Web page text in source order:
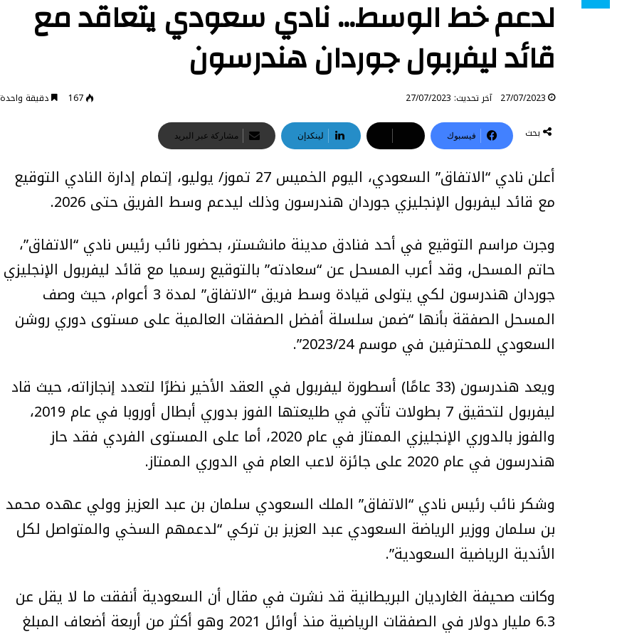
لدعم خط الوسط… نادي سعودي يتعاقد مع
قائد ليفربول جوردان هندرسون
27/07/2023 آخر تحديث: 27/07/2023 167 دقيقة واحدة
بحث فيسبوك لينكدإن مشاركة عبر البريد
أعلن نادي “الاتفاق” السعودي، اليوم الخميس 27 تموز/ يوليو، إتمام إدارة النادي التوقيع
مع قائد ليفربول الإنجليزي جوردان هندرسون وذلك ليدعم وسط الفريق حتى 2026.
وجرت مراسم التوقيع في أحد فنادق مدينة مانشستر، بحضور نائب رئيس نادي “الاتفاق”،
حاتم المسحل، وقد أعرب المسحل عن “سعادته” بالتوقيع رسميا مع قائد ليفربول الإنجليزي
جوردان هندرسون لكي يتولى قيادة وسط فريق “الاتفاق” لمدة 3 أعوام، حيث وصف
المسحل الصفقة بأنها “ضمن سلسلة أفضل الصفقات العالمية على مستوى دوري روشن
السعودي للمحترفين في موسم 2023/24”.
ويعد هندرسون (33 عامًا) أسطورة ليفربول في العقد الأخير نظرًا لتعدد إنجازاته، حيث قاد
ليفربول لتحقيق 7 بطولات تأتي في طليعتها الفوز بدوري أبطال أوروبا في عام 2019،
والفوز بالدوري الإنجليزي الممتاز في عام 2020، أما على المستوى الفردي فقد حاز
هندرسون في عام 2020 على جائزة لاعب العام في الدوري الممتاز.
وشكر نائب رئيس نادي “الاتفاق” الملك السعودي سلمان بن عبد العزيز وولي عهده محمد
بن سلمان ووزير الرياضة السعودي عبد العزيز بن تركي “لدعمهم السخي والمتواصل لكل
الأندية الرياضية السعودية”.
وكانت صحيفة الغارديان البريطانية قد نشرت في مقال أن السعودية أنفقت ما لا يقل عن
6.3 مليار دولار في الصفقات الرياضية منذ أوائل 2021 وهو أكثر من أربعة أضعاف المبلغ
من 125 جنيهًا مصريًّا إلى أكثر من مليون
جنيه إسترليني… تقرير يكشف حجم الراتب